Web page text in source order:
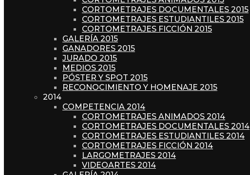
CORTOMETRAJES DOCUMENTALES 2015
CORTOMETRAJES ESTUDIANTILES 2015
CORTOMETRAJES FICCIÓN 2015
GALERÍA 2015
GANADORES 2015
JURADO 2015
MEDIOS 2015
PÓSTER Y SPOT 2015
RECONOCIMIENTO Y HOMENAJE 2015
2014
COMPETENCIA 2014
CORTOMETRAJES ANIMADOS 2014
CORTOMETRAJES DOCUMENTALES 2014
CORTOMETRAJES ESTUDIANTILES 2014
CORTOMETRAJES FICCIÓN 2014
LARGOMETRAJES 2014
VIDEOARTES 2014